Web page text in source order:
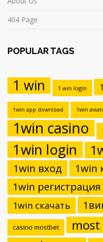
404 Page
POPULAR TAGS
1 win 1 win login
1win app download 1win
1win casino
1win login
1win вход 1win
1win регистрация
1win скачать
casino mostbet